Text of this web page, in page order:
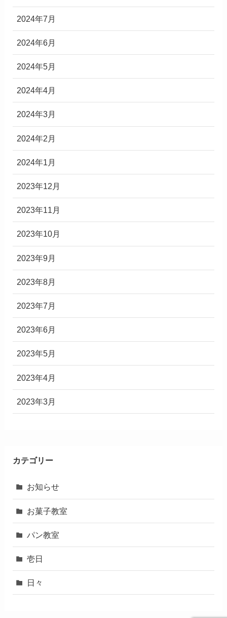
2024年7月
2024年6月
2024年5月
2024年4月
2024年3月
2024年2月
2024年1月
2023年12月
2023年11月
2023年10月
2023年9月
2023年8月
2023年7月
2023年6月
2023年5月
2023年4月
2023年3月
カテゴリー
お知らせ
お菓子教室
パン教室
壱日
日々